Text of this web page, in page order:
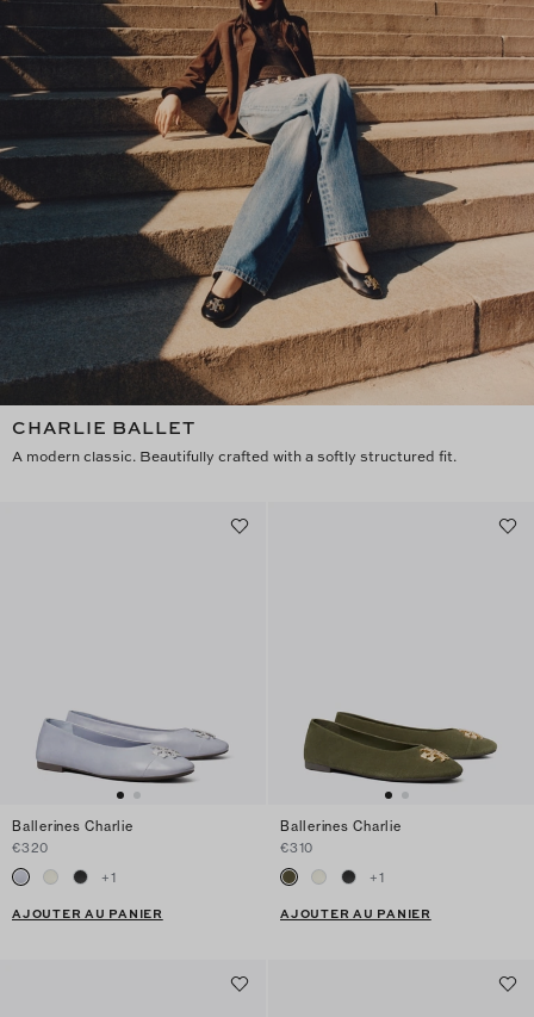
CHARLIE BALLET
A modern classic. Beautifully crafted with a softly structured fit.
Ballerines Charlie
€320
+1
AJOUTER AU PANIER
Ballerines Charlie
€310
+1
AJOUTER AU PANIER